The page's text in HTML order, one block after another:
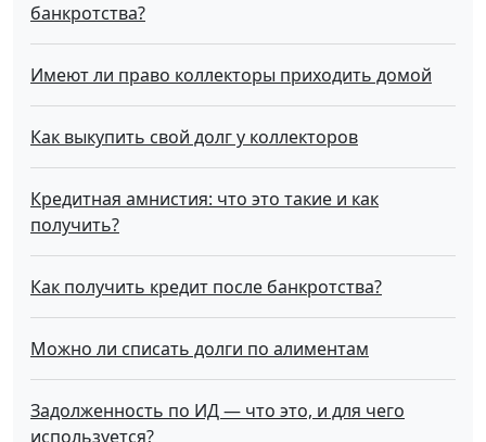
банкротства?
Имеют ли право коллекторы приходить домой
Как выкупить свой долг у коллекторов
Кредитная амнистия: что это такие и как
получить?
Как получить кредит после банкротства?
Можно ли списать долги по алиментам
Задолженность по ИД — что это, и для чего
используется?